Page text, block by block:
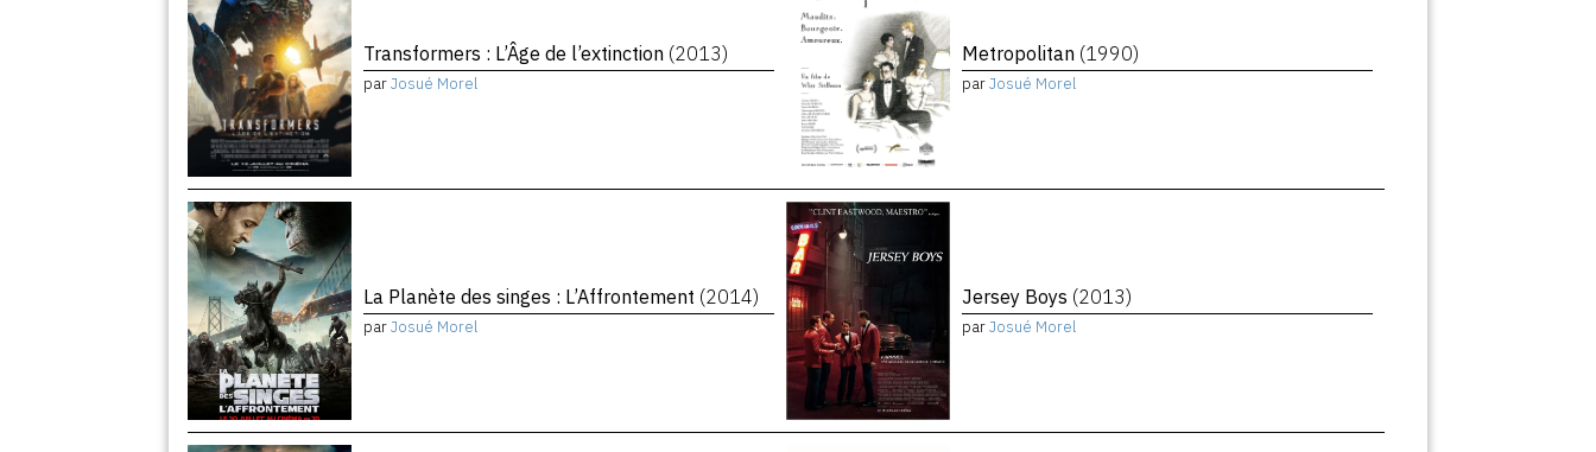
Transformers : L’Âge de l’extinction (2013)
parJosué Morel
Metropolitan (1990)
parJosué Morel
La Planète des singes : L’Affrontement (2014)
parJosué Morel
Jersey Boys (2013)
parJosué Morel